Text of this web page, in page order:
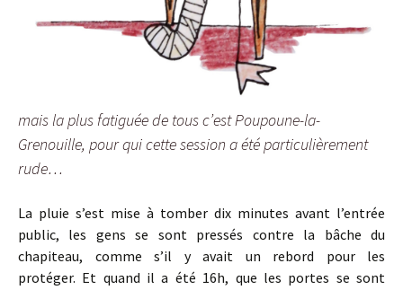
mais la plus fatiguée de tous c’est Poupoune-la-
Grenouille, pour qui cette session a été particulièrement
rude…
La pluie s’est mise à tomber dix minutes avant l’entrée
public, les gens se sont pressés contre la bâche du
chapiteau, comme s’il y avait un rebord pour les
protéger. Et quand il a été 16h, que les portes se sont